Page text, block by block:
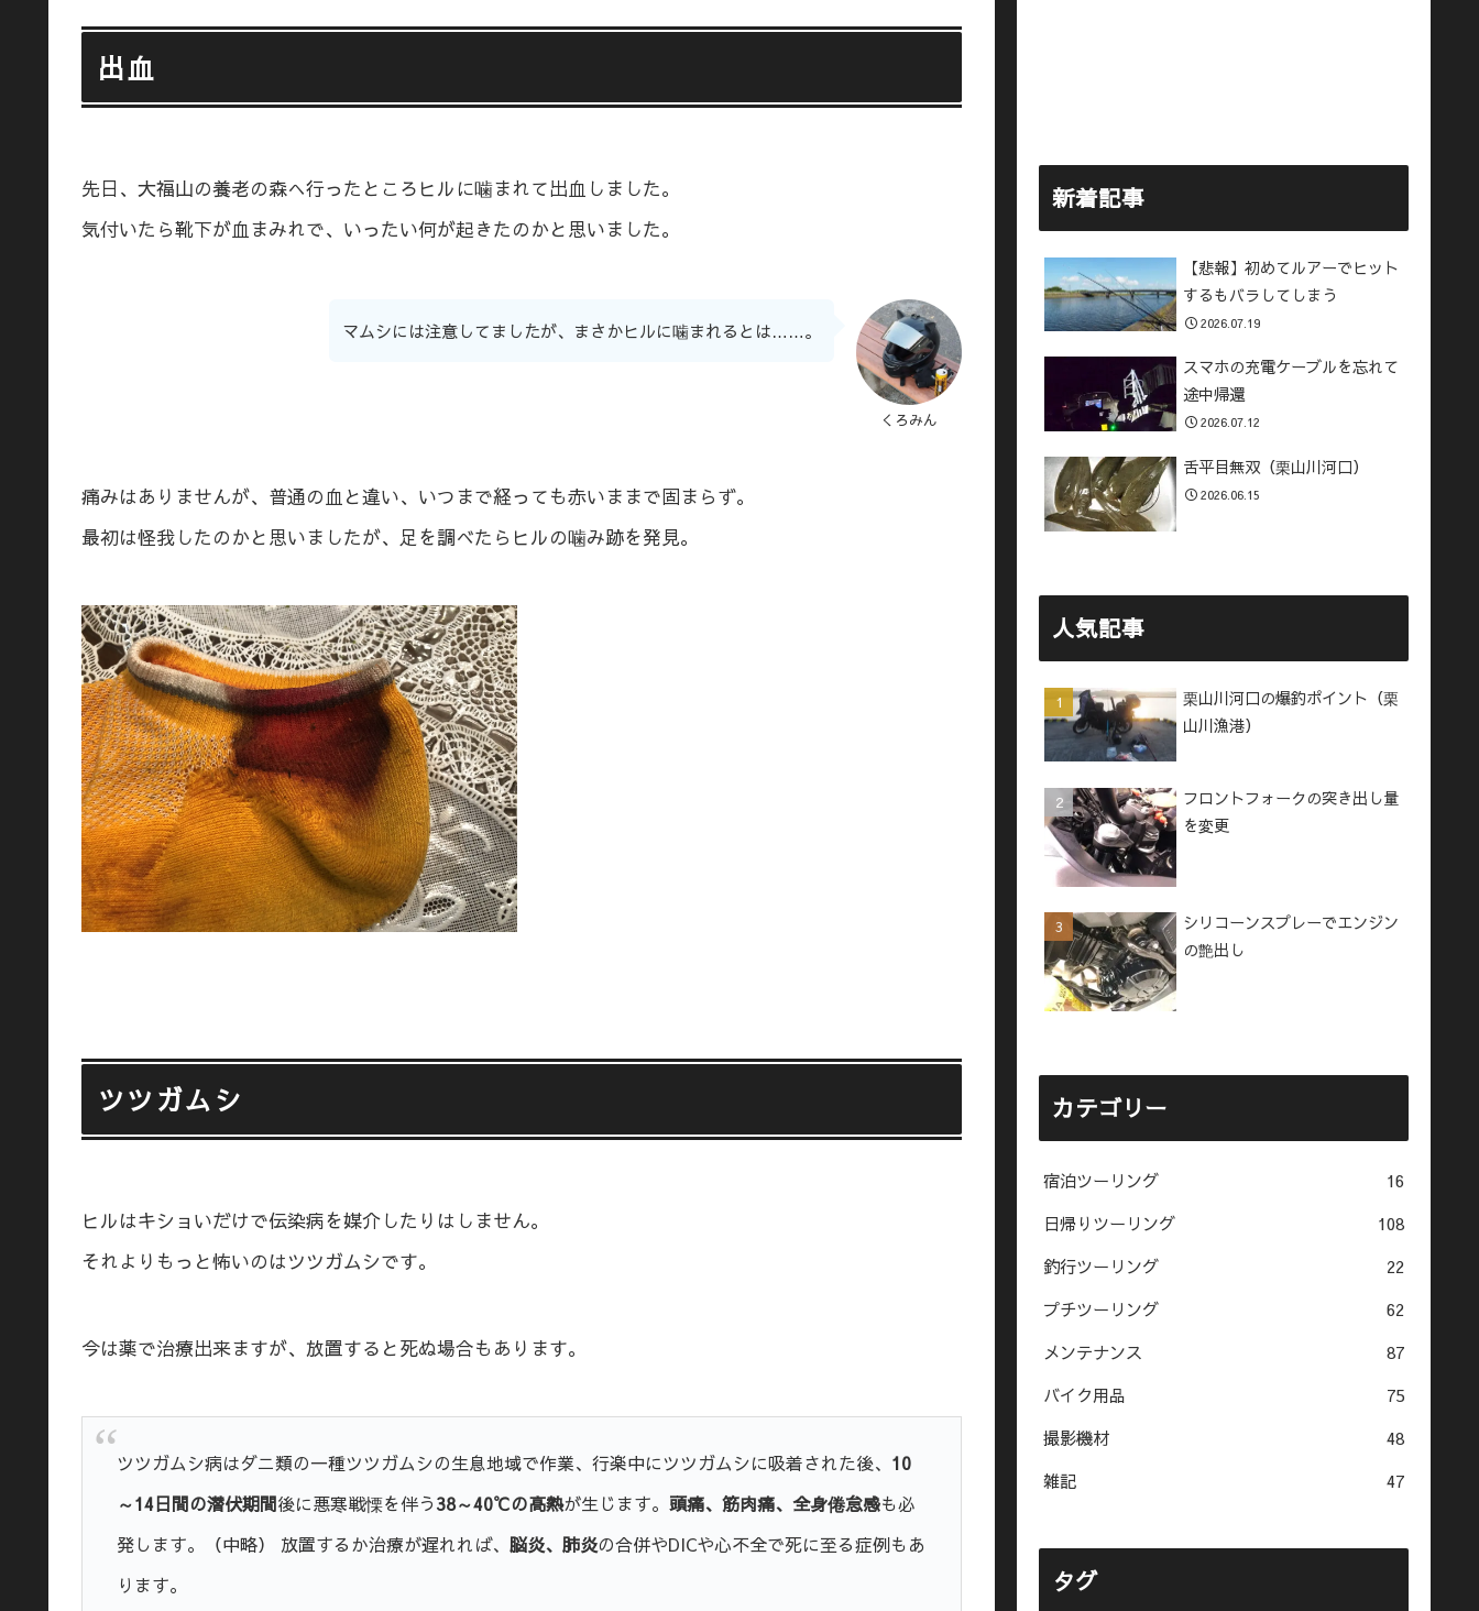
出血
先日、大福山の養老の森へ行ったところヒルに噛まれて出血しました。
気付いたら靴下が血まみれで、いったい何が起きたのかと思いました。
くろみん
マムシには注意してましたが、まさかヒルに噛まれるとは……。
痛みはありませんが、普通の血と違い、いつまで経っても赤いままで固まらず。
最初は怪我したのかと思いましたが、足を調べたらヒルの噛み跡を発見。
ツツガムシ
ヒルはキショいだけで伝染病を媒介したりはしません。
それよりもっと怖いのはツツガムシです。
今は薬で治療出来ますが、放置すると死ぬ場合もあります。
ツツガムシ病はダニ類の一種ツツガムシの生息地域で作業、行楽中にツツガムシに吸着された後、 10
～14日間の潜伏期間後に悪寒戦慄を伴う38～40℃の高熱が生じます。 頭痛、筋肉痛、全身倦怠感も必
発します。（中略） 放置するか治療が遅れれば、 脳炎、肺炎の合併やDICや心不全で死に至る症例もあ
ります。
新着記事
【悲報】初めてルアーでヒット
するもバラしてしまう
2026.07.19
スマホの充電ケーブルを忘れて
途中帰還
2026.07.12
舌平目無双（栗山川河口）
2026.06.15
人気記事
栗山川河口の爆釣ポイント（栗
山川漁港）
フロントフォークの突き出し量
を変更
シリコーンスプレーでエンジン
の艶出し
カテゴリー
宿泊ツーリング
16
日帰りツーリング
108
釣行ツーリング
22
プチツーリング
62
メンテナンス
87
バイク用品
75
撮影機材
48
雑記
47
タグ